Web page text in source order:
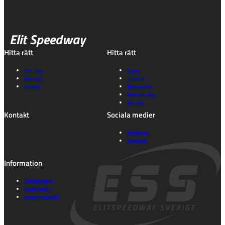
Elit Speedway
Hitta rätt
ESS Play
Biljetter
Schema
Hitta rätt
Lagen
Statistik
Nyhetsarkiv
Kontakta oss
Om oss
Kontakt Sociala medier
Instagram
Facebook
Information
Tillgänglighet
Cookie policy
Integritetspolicy